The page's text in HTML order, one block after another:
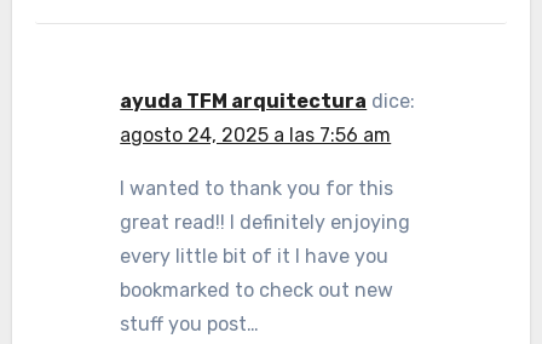
ayuda TFM arquitectura dice:
agosto 24, 2025 a las 7:56 am
I wanted to thank you for this
great read!! I definitely enjoying
every little bit of it I have you
bookmarked to check out new
stuff you post…